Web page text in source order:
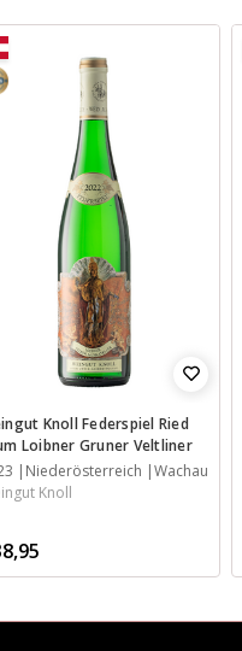
Knoll Federspiel Ried
Loibner Gruner Veltliner
Niederösterreich
Wachau
Knoll